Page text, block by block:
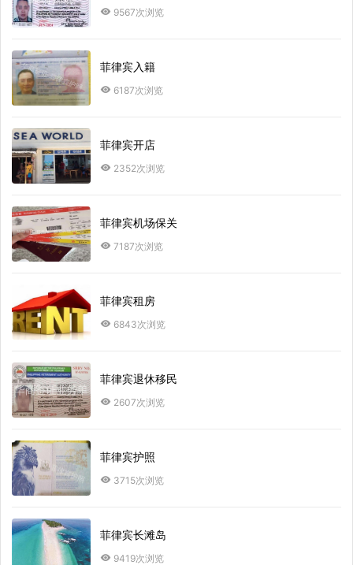
9567次浏览
菲律宾入籍
6187次浏览
菲律宾开店
2352次浏览
菲律宾机场保关
7187次浏览
菲律宾租房
6843次浏览
菲律宾退休移民
2607次浏览
菲律宾护照
3715次浏览
菲律宾长滩岛
9419次浏览